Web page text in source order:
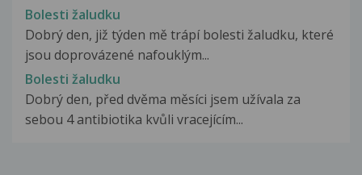
Bolesti žaludku
Dobrý den, již týden mě trápí bolesti žaludku, které
jsou doprovázené nafouklým...
Bolesti žaludku
Dobrý den, před dvěma měsíci jsem užívala za
sebou 4 antibiotika kvůli vracejícím...